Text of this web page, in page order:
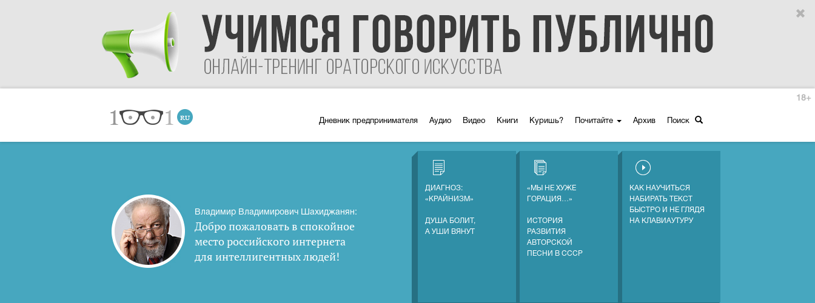
Дневник предпринимателя Аудио Видео Книги Куришь? Почитайте Архив Поиск
18+
Владимир Владимирович Шахиджанян:
Добро пожаловать в спокойное
место российского интернета
для интеллигентных людей!
ДИАГНОЗ:
«КРАЙНИЗМ»
ДУША БОЛИТ,
А УШИ ВЯНУТ
«МЫ НЕ ХУЖЕ
ГОРАЦИЯ…»
ИСТОРИЯ
РАЗВИТИЯ
АВТОРСКОЙ
ПЕСНИ В СССР
КАК НАУЧИТЬСЯ
НАБИРАТЬ ТЕКСТ
БЫСТРО И НЕ ГЛЯДЯ
НА КЛАВИАУТУРУ